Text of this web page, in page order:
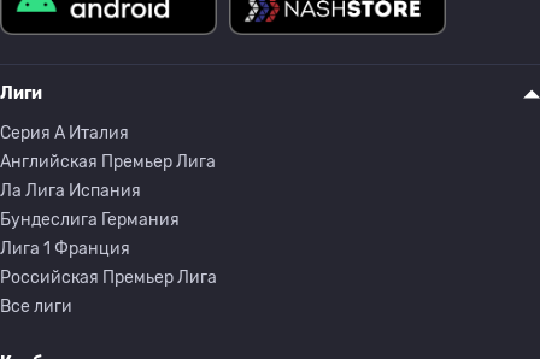
Лиги
Серия A Италия
Английская Премьер Лига
Ла Лига Испания
Бундеслига Германия
Лига 1 Франция
Российская Премьер Лига
Все лиги